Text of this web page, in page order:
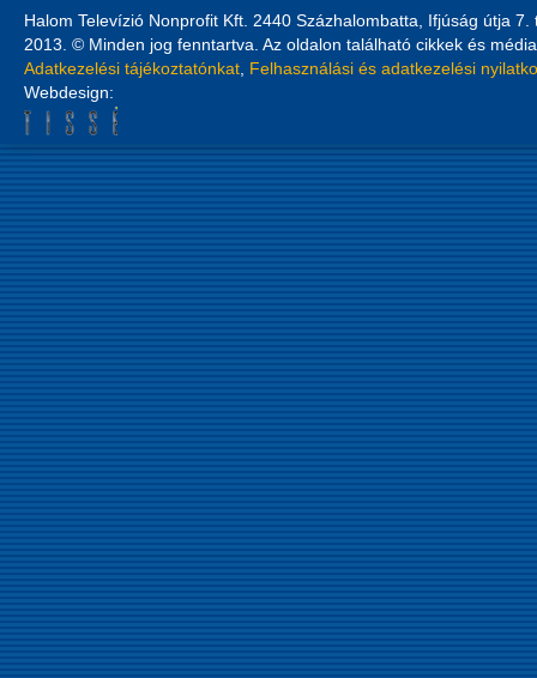
Halom Televízió Nonprofit Kft. 2440 Százhalombatta, Ifjúság útja
2013. © Minden jog fenntartva. Az oldalon található cikkek és
Adatkezelési tájékoztatónkat Felhasználási és adatkezelési
Webdesign: